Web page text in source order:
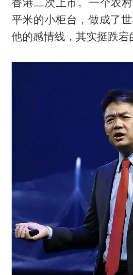
平米的小柜台，做成了
他的感情线，其实挺跌宕